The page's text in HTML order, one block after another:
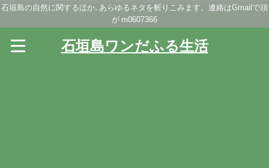
石垣島の自然に関するほか､あらゆるネタを斬りこみます。連絡はGmailで頭
が m0607366
石垣島ワンだふる生活